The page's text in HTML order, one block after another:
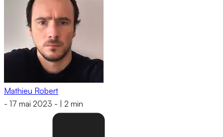
Mathieu Robert
- 17 mai 2023 - 2 min